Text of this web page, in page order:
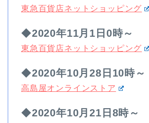
東急百貨店ネットショッピング
◆2020年11月1日0時～
東急百貨店ネットショッピング
◆2020年10月28日10時～
高島屋オンラインストア
◆2020年10月21日8時～